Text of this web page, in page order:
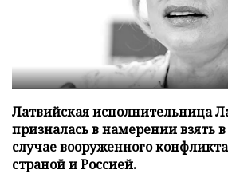
Латвийская исполнительница
призналась в намерении взять
случае вооруженного
страной и Россией.